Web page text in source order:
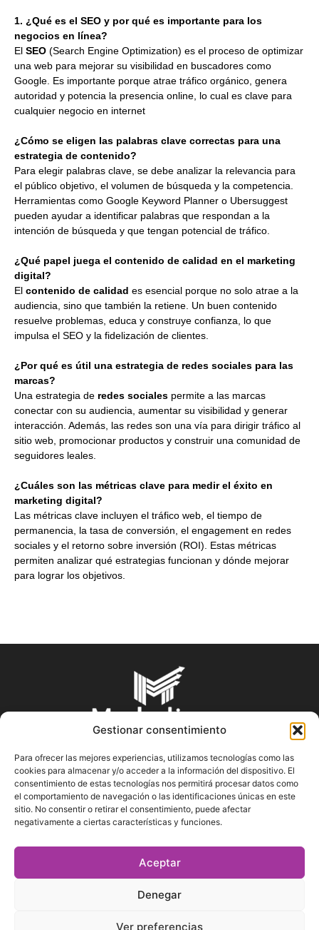
Gestionar consentimiento
Para ofrecer las mejores experiencias, utilizamos tecnologías como las
cookies para almacenar y/o acceder a la información del dispositivo. El
consentimiento de estas tecnologías nos permitirá procesar datos como
el comportamiento de navegación o las identificaciones únicas en este
sitio. No consentir o retirar el consentimiento, puede afectar
negativamente a ciertas características y funciones.
Aceptar
Denegar
Ver preferencias
1. ¿Qué es el SEO y por qué es importante para los
negocios en línea?
El SEO (Search Engine Optimization) es el proceso de optimizar
una web para mejorar su visibilidad en buscadores como
Google. Es importante porque atrae tráfico orgánico, genera
autoridad y potencia la presencia online, lo cual es clave para
cualquier negocio en internet
¿Cómo se eligen las palabras clave correctas para una
estrategia de contenido?
Para elegir palabras clave, se debe analizar la relevancia para
el público objetivo, el volumen de búsqueda y la competencia.
Herramientas como Google Keyword Planner o Ubersuggest
pueden ayudar a identificar palabras que respondan a la
intención de búsqueda y que tengan potencial de tráfico.
¿Qué papel juega el contenido de calidad en el marketing
digital?
El contenido de calidad es esencial porque no solo atrae a la
audiencia, sino que también la retiene. Un buen contenido
resuelve problemas, educa y construye confianza, lo que
impulsa el SEO y la fidelización de clientes.
¿Por qué es útil una estrategia de redes sociales para las
marcas?
Una estrategia de redes sociales permite a las marcas
conectar con su audiencia, aumentar su visibilidad y generar
interacción. Además, las redes son una vía para dirigir tráfico al
sitio web, promocionar productos y construir una comunidad de
seguidores leales.
¿Cuáles son las métricas clave para medir el éxito en
marketing digital?
Las métricas clave incluyen el tráfico web, el tiempo de
permanencia, la tasa de conversión, el engagement en redes
sociales y el retorno sobre inversión (ROI). Estas métricas
permiten analizar qué estrategias funcionan y dónde mejorar
para lograr los objetivos.
SOBRE NOSOTROS
En Marketin.es encontrarás la más actualizada y veraz
información sobre el mundo del marketing; consejos
SÍGUENOS